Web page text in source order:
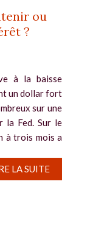
ou
?
à la baisse
un dollar fort
sur une
la Fed. Sur le
à trois mois a
LA SUITE